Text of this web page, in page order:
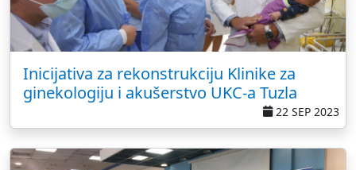
Inicijativa za rekonstrukciju Klinike za
ginekologiju i akušerstvo UKC-a Tuzla
22 SEP 2023